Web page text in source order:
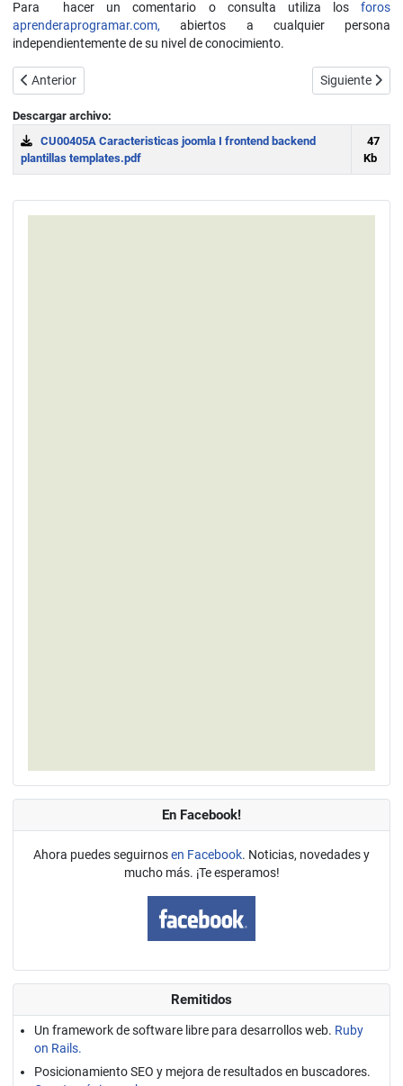
Para hacer un comentario o consulta utiliza losforos
aprenderaprogramar.com, abiertos a cualquier persona
independientemente de su nivel de conocimiento.
Artículo anterior: Instalar Joomla en mi ordenador pc local con
Anterior Artículo
Siguiente
Descargar archivo:
CU00405A Caracteristicas joomla I frontend backend
plantillas templates.pdf
47
Kb
En Facebook!
Ahora puedes seguirnosen Facebook. Noticias, novedades y
mucho más. ¡Te esperamos!
Remitidos
Un framework de software libre para desarrollos web. Ruby
on Rails.
Posicionamiento SEO y mejora de resultados en buscadores.